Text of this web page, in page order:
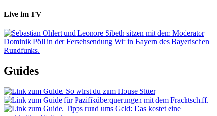
Live im TV
Guides